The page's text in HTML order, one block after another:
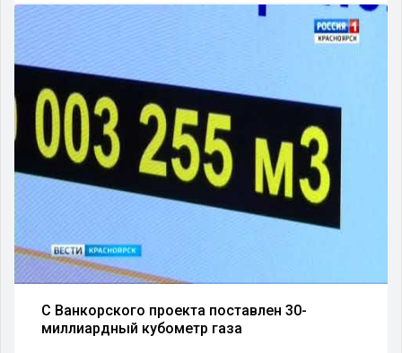
С Ванкорского проекта поставлен 30-
миллиардный кубометр газа